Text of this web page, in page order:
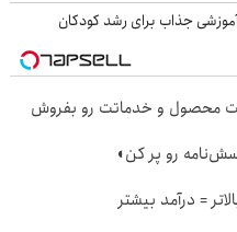
جذاب برای رشد کودکان
محصول و خدماتت رو بفروش
رو پر کن◖
= درآمد بیشتر